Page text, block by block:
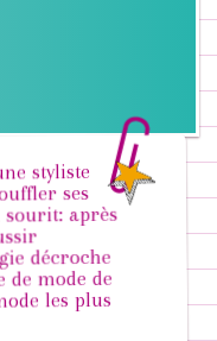
styliste
ses
sourit: après
décroche
de mode de
les plus